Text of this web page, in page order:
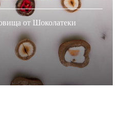
от Шоколатеки